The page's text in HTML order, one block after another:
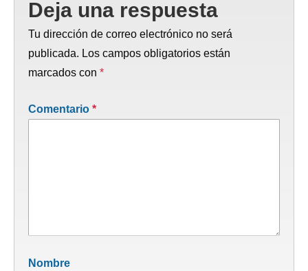
Deja una respuesta
Tu dirección de correo electrónico no será
publicada. Los campos obligatorios están
marcados con *
Comentario *
Nombre